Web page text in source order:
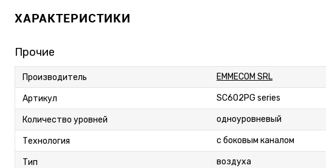
ХАРАКТЕРИСТИКИ
Прочие
Производитель EMMECOM SRL
Артикул SC602PG series
Количество уровней одноуровневый
Технология с боковым каналом
Тип воздуха